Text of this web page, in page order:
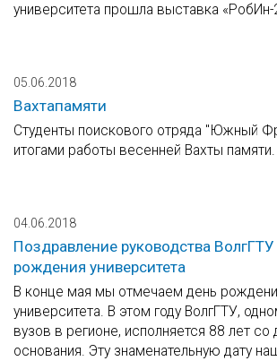
университета прошла выставка «РобИн-
05.06.2018
Вахтапамяти
Студенты поискового отряда "Южный
итогами работы весенней Вахты памяти.
04.06.2018
Поздравление руководства
рождения университета
В конце мая мы отмечаем день
университета. В этом году ВолгГТУ,
вузов в регионе, исполняется 88 лет со
основания. Эту знаменательную дату